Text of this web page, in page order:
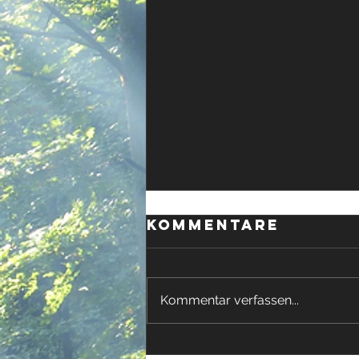
Die suche nach
Kommentare
Kommentar verfassen...